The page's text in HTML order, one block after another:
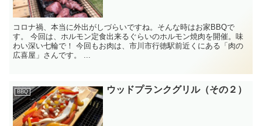
コロナ禍、本当に外出がしづらいですね。そんな時はお家BBQで
す。 今回は、ホルモン定食出来るぐらいのホルモン焼肉を開催。味
わい深い七輪で！ 今回もお肉は、市川市行徳駅前近くにある「肉の
広喜屋」さんです。 ...
BBQ ウッドプランクグリル（その２）